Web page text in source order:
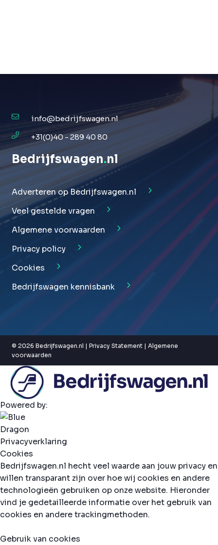
info@bedrijfswagen.nl
+31(0)40 - 289 40 80
Bedrijfswagen.nl
Adverteren op Bedrijfswagen.nl
Veel gestelde vragen
Algemene voorwaarden
Privacy policy
Cookies
Bedrijfswagen kennisbank
© 2026 Bedrijfswagen.nl | Privacy Statement | Algemene
voorwaarden
Powered by:
Privacyverklaring
Cookies
Bedrijfswagen.nl hecht veel waarde aan jouw privacy en
willen transparant zijn over hoe wij cookies en andere
technologieën gebruiken op onze website. Hieronder
vind je gedetailleerde informatie over het gebruik van
cookies en andere trackingmethoden.
Gebruik van cookies